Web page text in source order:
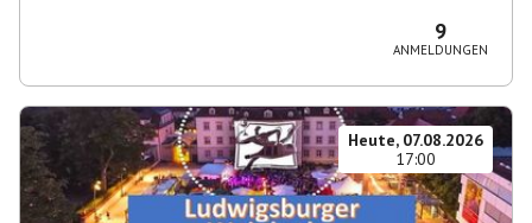
9
ANMELDUNGEN
Heute, 07.08.2026
17:00